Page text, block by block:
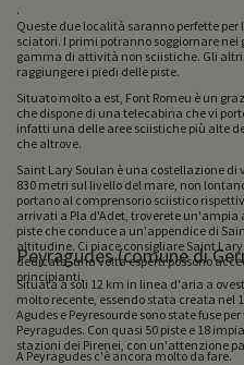
.
Queste due località saranno perfette
sciatori. I primi potranno soggiornare
gamma di attività non sciistiche. Gli
raggiungere i piedi delle piste.
Situato molto a est, Font Romeu è un
che dispone di una telecabina che vi
infatti una delle aree sciistiche più alte
che altrove.
Saint Lary Soulan è una costellazione
830 metri sul livello del mare, non
portano al comprensorio sciistico
arrivati a Pla d'Adet, troverete
piste che conduce a un'appendice di
altitudine. Ci piace consigliare Saint
dedicata, una volta esperti possono
principianti.
Peyragudes (comune di
Situata a soli 12 km in linea d'aria a
molto recente, essendo stata creata nel 1988. All'epoca, le aree
Agudes e Peyresourde sono state fuse
Peyragudes. Con quasi 50 piste e 18
stazioni dei Pirenei, con un'attenzione
A Peyragudes c'è ancora molto da fare.